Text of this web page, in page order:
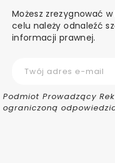
Możesz zrezygnować
celu należy odnaleźć
informacji prawnej.
Podmiot Prowadzący
ograniczoną